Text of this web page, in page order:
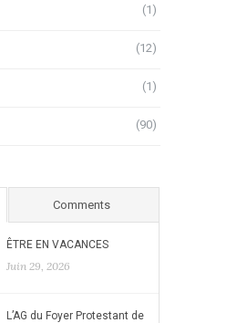
(1)
(12)
(1)
(90)
Comments
ÊTRE EN VACANCES
Juin 29, 2026
L’AG du Foyer Protestant de